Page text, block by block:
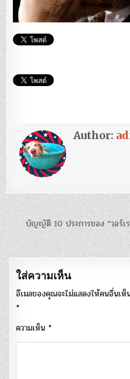
Author:
แนะแนว
เรื่อง
บัญญัติ 10 ประการของ “วอร์
ใส่ความเห็น
อีเมลของคุณจะไม่แสดงให้คนอื่นเห็
*
ความเห็น *